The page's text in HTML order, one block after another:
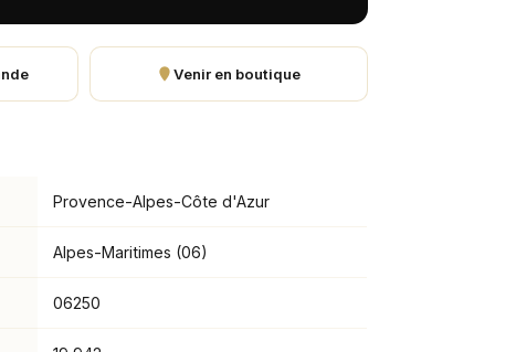
Venir en boutique
Provence-Alpes-Côte d'Azur
Alpes-Maritimes (06)
06250